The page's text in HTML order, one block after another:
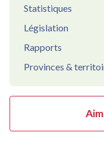
Statistiques
Législation
Rapports
Provinces &